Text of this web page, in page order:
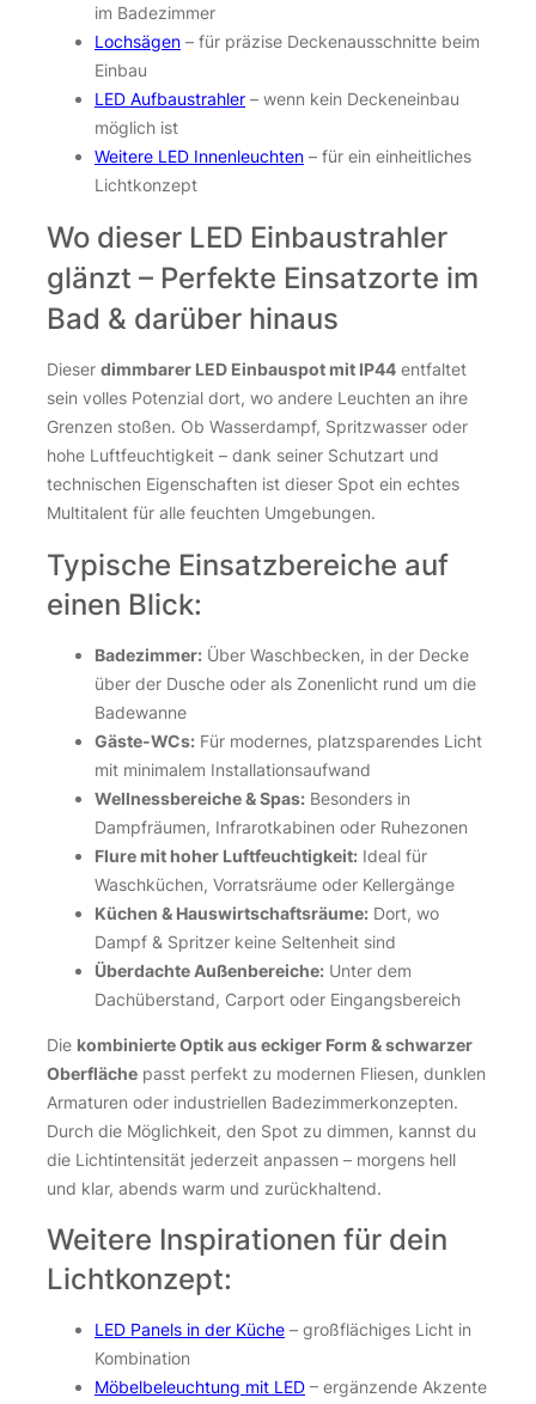
im Badezimmer
Lochsägen – für präzise Deckenausschnitte beim
Einbau
LED Aufbaustrahler – wenn kein Deckeneinbau
möglich ist
Weitere LED Innenleuchten – für ein einheitliches
Lichtkonzept
Wo dieser LED Einbaustrahler
glänzt – Perfekte Einsatzorte im
Bad & darüber hinaus
Dieser dimmbarer LED Einbauspot mit IP44 entfaltet
sein volles Potenzial dort, wo andere Leuchten an ihre
Grenzen stoßen. Ob Wasserdampf, Spritzwasser oder
hohe Luftfeuchtigkeit – dank seiner Schutzart und
technischen Eigenschaften ist dieser Spot ein echtes
Multitalent für alle feuchten Umgebungen.
Typische Einsatzbereiche auf
einen Blick:
Badezimmer: Über Waschbecken, in der Decke
über der Dusche oder als Zonenlicht rund um die
Badewanne
Gäste-WCs: Für modernes, platzsparendes Licht
mit minimalem Installationsaufwand
Wellnessbereiche & Spas: Besonders in
Dampfräumen, Infrarotkabinen oder Ruhezonen
Flure mit hoher Luftfeuchtigkeit: Ideal für
Waschküchen, Vorratsräume oder Kellergänge
Küchen & Hauswirtschaftsräume: Dort, wo
Dampf & Spritzer keine Seltenheit sind
Überdachte Außenbereiche: Unter dem
Dachüberstand, Carport oder Eingangsbereich
Die kombinierte Optik aus eckiger Form & schwarzer
Oberfläche passt perfekt zu modernen Fliesen, dunklen
Armaturen oder industriellen Badezimmerkonzepten.
Durch die Möglichkeit, den Spot zu dimmen, kannst du
die Lichtintensität jederzeit anpassen – morgens hell
und klar, abends warm und zurückhaltend.
Weitere Inspirationen für dein
Lichtkonzept:
LED Panels in der Küche – großflächiges Licht in
Kombination
Möbelbeleuchtung mit LED – ergänzende Akzente